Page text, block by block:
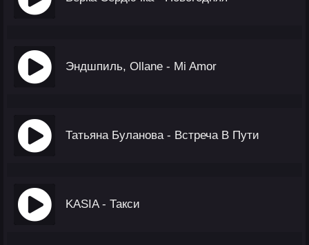
Эндшпиль, Ollane - Mi Amor
Татьяна Буланова - Встреча В Пути
KASIA - Такси